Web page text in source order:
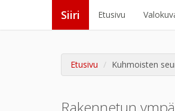
Siiri Etusivu
Etusivu Kuhmoisten